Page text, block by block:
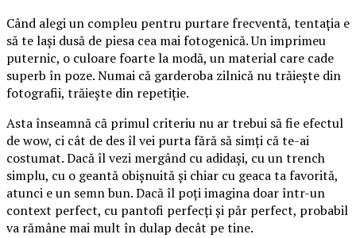
Când alegi un compleu pentru purtare frecventă, tentația e
să te lași dusă de piesa cea mai fotogenică. Un imprimeu
puternic, o culoare foarte la modă, un material care cade
superb în poze. Numai că garderoba zilnică nu trăiește din
fotografii, trăiește din repetiție.
Asta înseamnă că primul criteriu nu ar trebui să fie efectul
de wow, ci cât de des îl vei purta fără să simți că te-ai
costumat. Dacă îl vezi mergând cu adidași, cu un trench
simplu, cu o geantă obișnuită și chiar cu geaca ta favorită,
atunci e un semn bun. Dacă îl poți imagina doar într-un
context perfect, cu pantofi perfecți și păr perfect, probabil
va rămâne mai mult în dulap decât pe tine.